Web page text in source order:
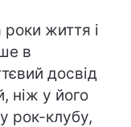
роки життя і
в
досвід
ніж у його
рок-клубу,